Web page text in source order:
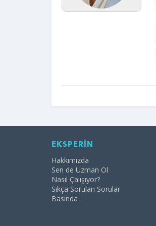
EKSPERİN
Hakkımızda
Sen de Uzman Ol
Nasıl Çalışıyor?
Sıkça Sorulan Sorular
Basında